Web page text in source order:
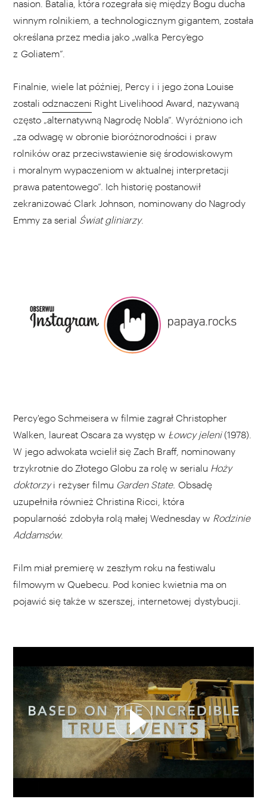
nasion. Batalia, która rozegrała się między Bogu ducha
winnym rolnikiem, a technologicznym gigantem, została
określana przez media jako „walka Percy’ego
z Goliatem”.
Finalnie, wiele lat później, Percy i i jego żona Louise
zostali odznaczeni Right Livelihood Award, nazywaną
często „alternatywną Nagrodę Nobla”. Wyróżniono ich
„za odwagę w obronie bioróżnorodności i praw
rolników oraz przeciwstawienie się środowiskowym
i moralnym wypaczeniom w aktualnej interpretacji
prawa patentowego”. Ich historię postanowił
zekranizować Clark Johnson, nominowany do Nagrody
Emmy za serial Świat gliniarzy.
Percy'ego Schmeisera w filmie zagrał Christopher
Walken, laureat Oscara za występ w Łowcy jeleni (1978).
W jego adwokata wcielił się Zach Braff, nominowany
trzykrotnie do Złotego Globu za rolę w serialu Hoży
doktorzyi reżyser filmu Garden State. Obsadę
uzupełniła również Christina Ricci, która
popularność zdobyła rolą małej Wednesday w Rodzinie
Addamsów.
Film miał premierę w zeszłym roku na festiwalu
filmowym w Quebecu. Pod koniec kwietnia ma on
pojawić się także w szerszej, internetowej dystybucji.
WYBIERZ SWOJĄ PLAYLISTĘ
DODAJ TEN FILM DO PLAYLISTY